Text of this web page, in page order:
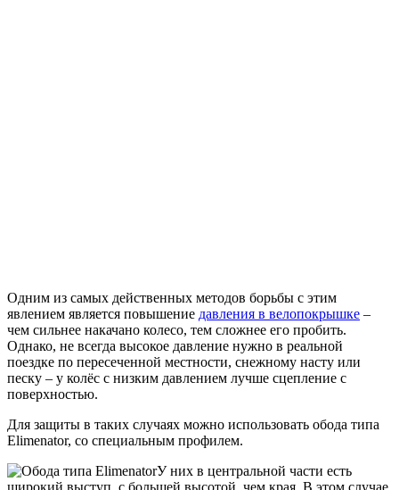
Одним из самых действенных методов борьбы с этим
явлением является повышение давления в велопокрышке –
чем сильнее накачано колесо, тем сложнее его пробить.
Однако, не всегда высокое давление нужно в реальной
поездке по пересеченной местности, снежному насту или
песку – у колёс с низким давлением лучше сцепление с
поверхностью.
Для защиты в таких случаях можно использовать обода типа
Elimenator, со специальным профилем.
У них в центральной части есть